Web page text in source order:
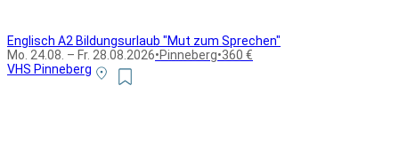
Englisch A2 Bildungsurlaub "Mut zum Sprechen"
Mo. 24.08. – Fr. 28.08.2026•Pinneberg•360 €
VHS Pinneberg